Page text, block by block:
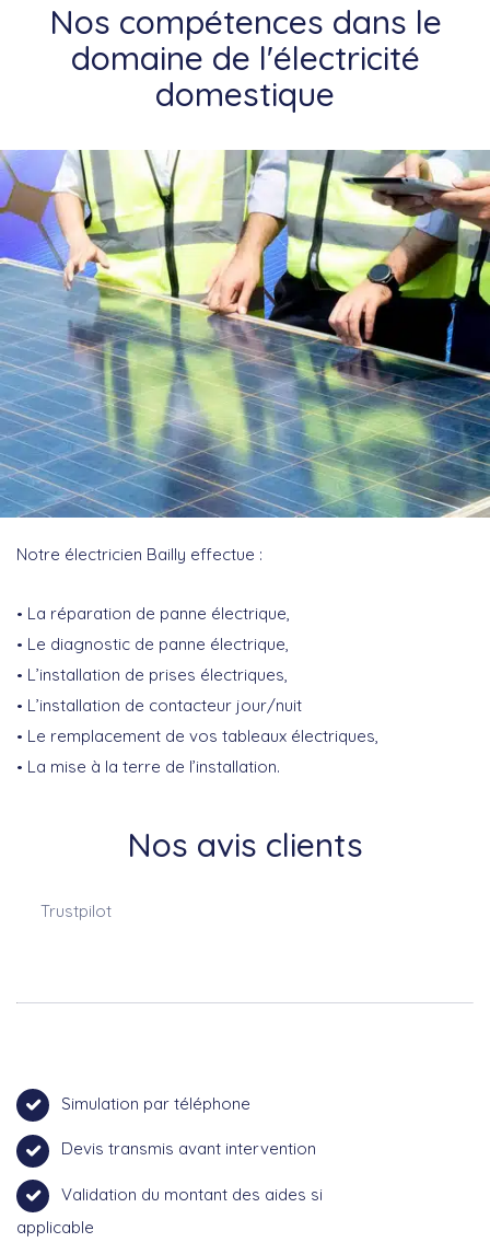
Nos compétences dans le
domaine de l'électricité
domestique
Notre électricien Bailly effectue :
La réparation de panne électrique,
Le diagnostic de panne électrique,
L’installation de prises électriques,
L’installation de contacteur jour/nuit
Le remplacement de vos tableaux électriques,
La mise à la terre de l’installation.
Nos avis clients
Trustpilot
Simulation par téléphone
Devis transmis avant intervention
Validation du montant des aides si
applicable